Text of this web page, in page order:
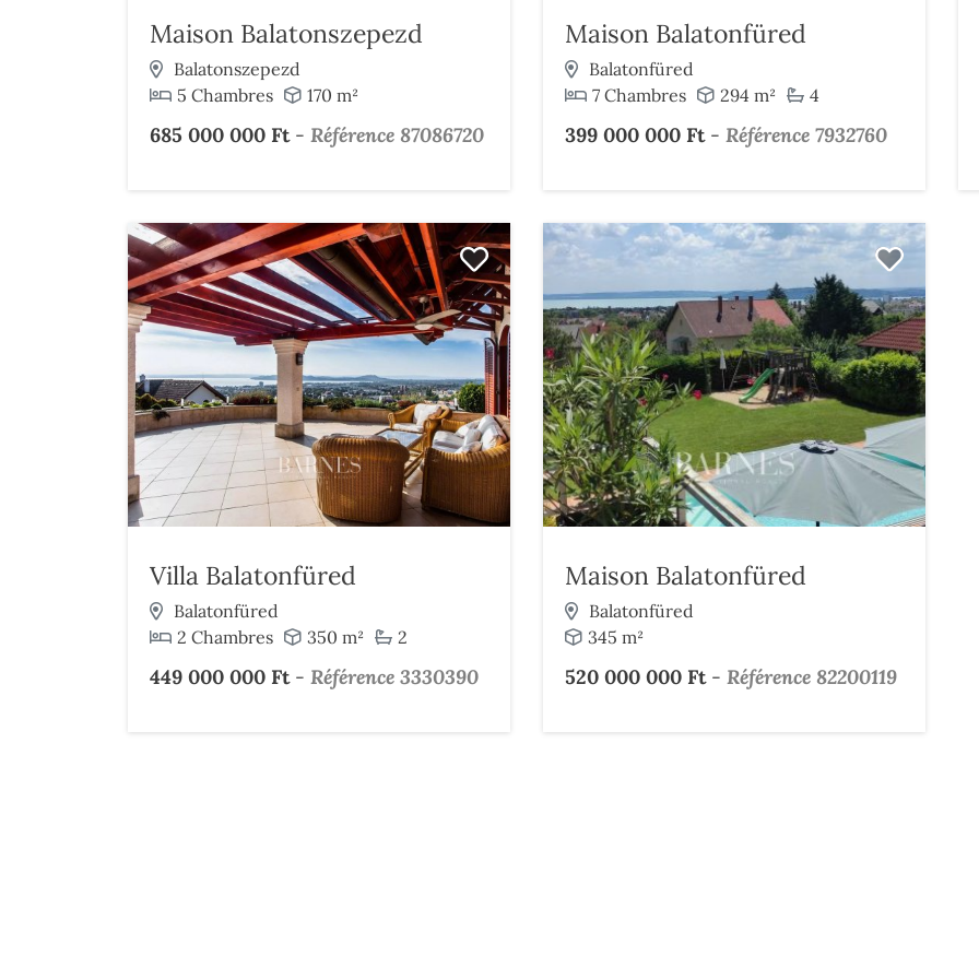
Maison Balatonszepezd
Balatonszepezd
5 Chambres
170 m²
685 000 000 Ft- Référence 87086720
Maison Balatonfüred
Balatonfüred
7 Chambres
294 m² 4
399 000 000 Ft- Référence 7932760
Villa Balatonfüred
Balatonfüred
2 Chambres
350 m² 2
449 000 000 Ft- Référence 3330390
Maison Balatonfüred
Balatonfüred
345 m²
520 000 000 Ft- Référence 82200119